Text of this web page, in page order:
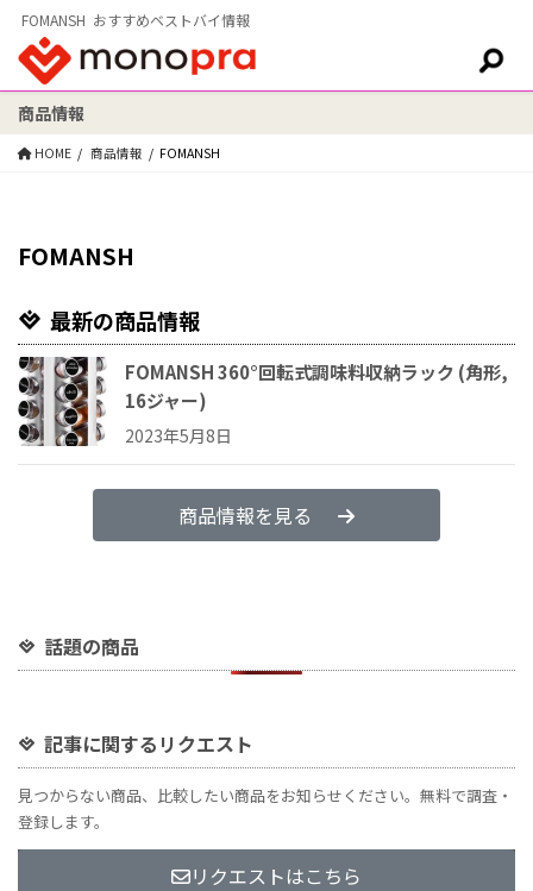
FOMANSH おすすめベストバイ情報
検索:
商品情報
HOME 商品情報 FOMANSH
FOMANSH
最新の商品情報
FOMANSH 360°回転式調味料収納ラック (角形,
16ジャー)
2023年5月8日
商品情報を見る
話題の商品
記事に関するリクエスト
見つからない商品、比較したい商品をお知らせください。無料で調査・
登録します。
リクエストはこちら